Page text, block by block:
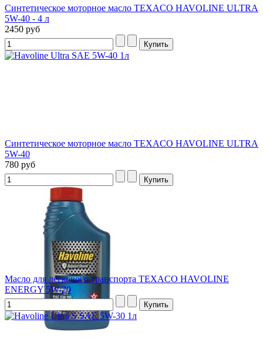
Синтетическое моторное масло TEXACO HAVOLINE ULTRA
5W-40 - 4 л
2450 руб
Синтетическое моторное масло TEXACO HAVOLINE ULTRA
5W-40
780 руб
Масло для легкового транспорта TEXACO HAVOLINE
ENERGY 5W-20